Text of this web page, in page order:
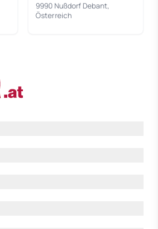
9990 Nußdorf Debant,
Österreich